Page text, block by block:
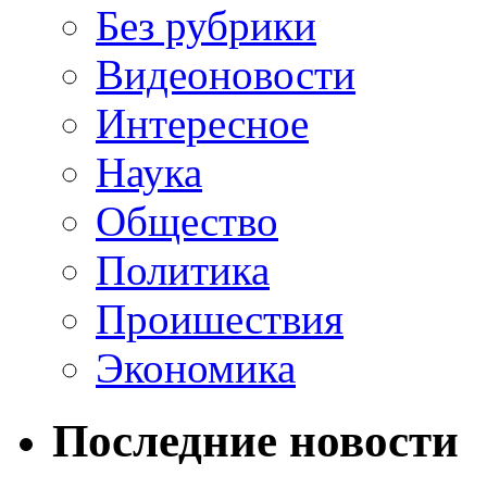
Без рубрики
Видеоновости
Интересное
Наука
Общество
Политика
Проишествия
Экономика
Последние новости